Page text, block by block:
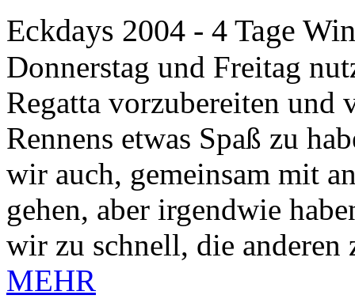
Eckdays 2004 - 4 Tage
Donnerstag und Freitag
Regatta vorzubereiten und
Rennens etwas Spaß zu
wir auch, gemeinsam mit
gehen, aber irgendwie
wir zu schnell, die anderen
MEHR